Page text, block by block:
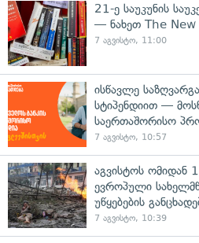
21-ე საუკუნის
— ნახეთ The New
7 აგვისტო, 11:00
ისწავლე
სტიპენდიით —
საერთაშორისო
7 აგვისტო, 10:57
აგვისტოს ომიდან
ევროპული
უწყებების
7 აგვისტო, 10:39